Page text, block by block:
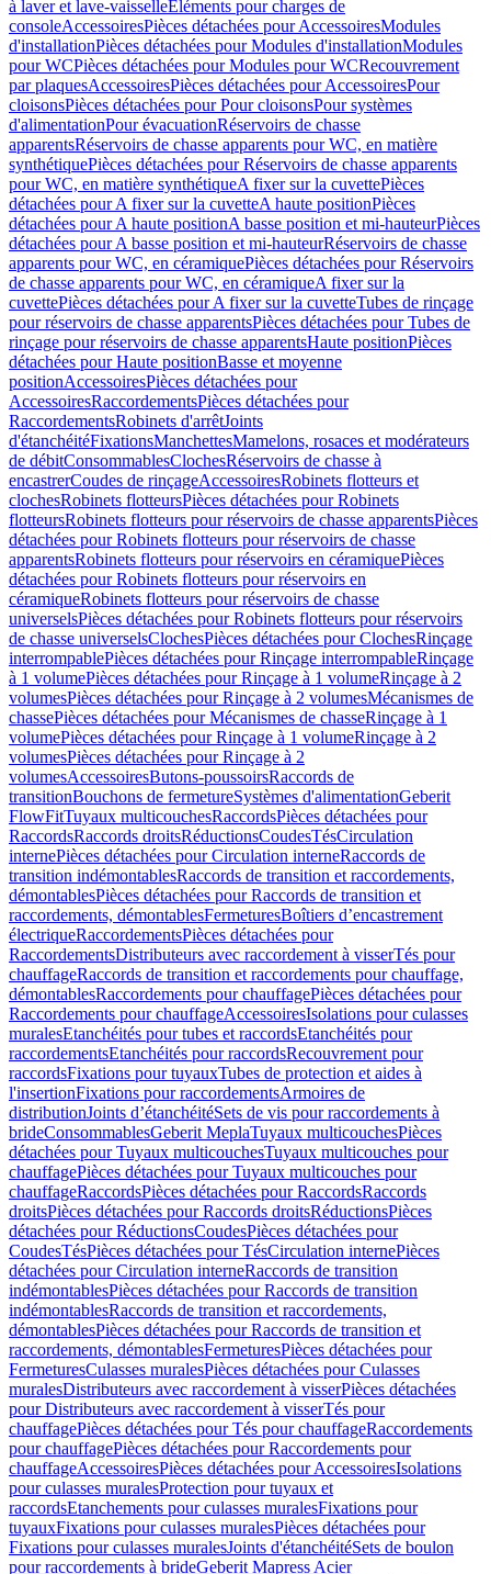
à laver et lave-vaisselleEléments pour charges de
consoleAccessoiresPièces détachées pour AccessoiresModules
d'installationPièces détachées pour Modules d'installationModules
pour WCPièces détachées pour Modules pour WCRecouvrement
par plaquesAccessoiresPièces détachées pour AccessoiresPour
cloisonsPièces détachées pour Pour cloisonsPour systèmes
d'alimentationPour évacuationRéservoirs de chasse
apparentsRéservoirs de chasse apparents pour WC, en matière
synthétiquePièces détachées pour Réservoirs de chasse apparents
pour WC, en matière synthétiqueA fixer sur la cuvettePièces
détachées pour A fixer sur la cuvetteA haute positionPièces
détachées pour A haute positionA basse position et mi-hauteurPièces
détachées pour A basse position et mi-hauteurRéservoirs de chasse
apparents pour WC, en céramiquePièces détachées pour Réservoirs
de chasse apparents pour WC, en céramiqueA fixer sur la
cuvettePièces détachées pour A fixer sur la cuvetteTubes de rinçage
pour réservoirs de chasse apparentsPièces détachées pour Tubes de
rinçage pour réservoirs de chasse apparentsHaute positionPièces
détachées pour Haute positionBasse et moyenne
positionAccessoiresPièces détachées pour
AccessoiresRaccordementsPièces détachées pour
RaccordementsRobinets d'arrêtJoints
d'étanchéitéFixationsManchettesMamelons, rosaces et modérateurs
de débitConsommablesClochesRéservoirs de chasse à
encastrerCoudes de rinçageAccessoiresRobinets flotteurs et
clochesRobinets flotteursPièces détachées pour Robinets
flotteursRobinets flotteurs pour réservoirs de chasse apparentsPièces
détachées pour Robinets flotteurs pour réservoirs de chasse
apparentsRobinets flotteurs pour réservoirs en céramiquePièces
détachées pour Robinets flotteurs pour réservoirs en
céramiqueRobinets flotteurs pour réservoirs de chasse
universelsPièces détachées pour Robinets flotteurs pour réservoirs
de chasse universelsClochesPièces détachées pour ClochesRinçage
interrompablePièces détachées pour Rinçage interrompableRinçage
à 1 volumePièces détachées pour Rinçage à 1 volumeRinçage à 2
volumesPièces détachées pour Rinçage à 2 volumesMécanismes de
chassePièces détachées pour Mécanismes de chasseRinçage à 1
volumePièces détachées pour Rinçage à 1 volumeRinçage à 2
volumesPièces détachées pour Rinçage à 2
volumesAccessoiresButons-poussoirsRaccords de
transitionBouchons de fermetureSystèmes d'alimentationGeberit
FlowFitTuyaux multicouchesRaccordsPièces détachées pour
RaccordsRaccords droitsRéductionsCoudesTésCirculation
internePièces détachées pour Circulation interneRaccords de
transition indémontablesRaccords de transition et raccordements,
démontablesPièces détachées pour Raccords de transition et
raccordements, démontablesFermeturesBoîtiers d’encastrement
électriqueRaccordementsPièces détachées pour
RaccordementsDistributeurs avec raccordement à visserTés pour
chauffageRaccords de transition et raccordements pour chauffage,
démontablesRaccordements pour chauffagePièces détachées pour
Raccordements pour chauffageAccessoiresIsolations pour culasses
muralesEtanchéités pour tubes et raccordsEtanchéités pour
raccordementsEtanchéités pour raccordsRecouvrement pour
raccordsFixations pour tuyauxTubes de protection et aides à
l'insertionFixations pour raccordementsArmoires de
distributionJoints d’étanchéitéSets de vis pour raccordements à
brideConsommablesGeberit MeplaTuyaux multicouchesPièces
détachées pour Tuyaux multicouchesTuyaux multicouches pour
chauffagePièces détachées pour Tuyaux multicouches pour
chauffageRaccordsPièces détachées pour RaccordsRaccords
droitsPièces détachées pour Raccords droitsRéductionsPièces
détachées pour RéductionsCoudesPièces détachées pour
CoudesTésPièces détachées pour TésCirculation internePièces
détachées pour Circulation interneRaccords de transition
indémontablesPièces détachées pour Raccords de transition
indémontablesRaccords de transition et raccordements,
démontablesPièces détachées pour Raccords de transition et
raccordements, démontablesFermeturesPièces détachées pour
FermeturesCulasses muralesPièces détachées pour Culasses
muralesDistributeurs avec raccordement à visserPièces détachées
pour Distributeurs avec raccordement à visserTés pour
chauffagePièces détachées pour Tés pour chauffageRaccordements
pour chauffagePièces détachées pour Raccordements pour
chauffageAccessoiresPièces détachées pour AccessoiresIsolations
pour culasses muralesProtection pour tuyaux et
raccordsEtanchements pour culasses muralesFixations pour
tuyauxFixations pour culasses muralesPièces détachées pour
Fixations pour culasses muralesJoints d'étanchéitéSets de boulon
pour raccordements à brideGeberit Mapress Acier